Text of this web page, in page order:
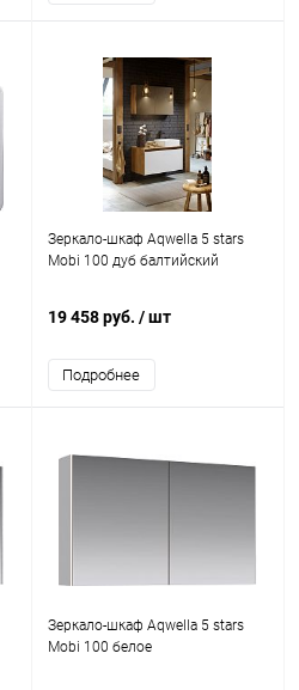
Зеркало-шкаф Aqwella 5 stars
Mobi 100 дуб балтийский
19 458 руб. / шт
Подробнее
Зеркало-шкаф Aqwella 5 stars
Mobi 100 белое